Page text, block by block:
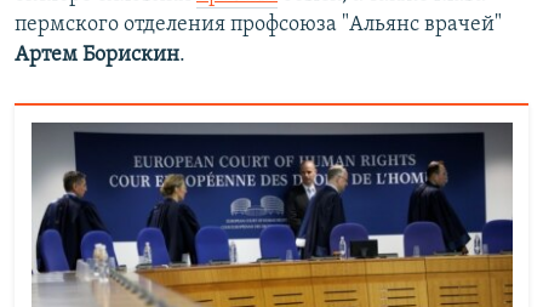
пермского отделения профсоюза "Альянс врачей"
Артем Борискин.